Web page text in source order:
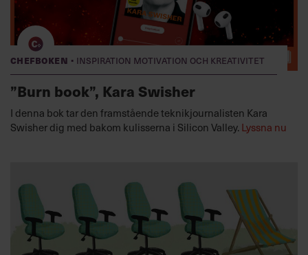
Chefboken · Inspiration motivation och kreativitet
”Burn book”, Kara Swisher
I denna bok tar den framstående teknikjournalisten Kara
Swisher dig med bakom kulisserna i Silicon Valley. Lyssna nu